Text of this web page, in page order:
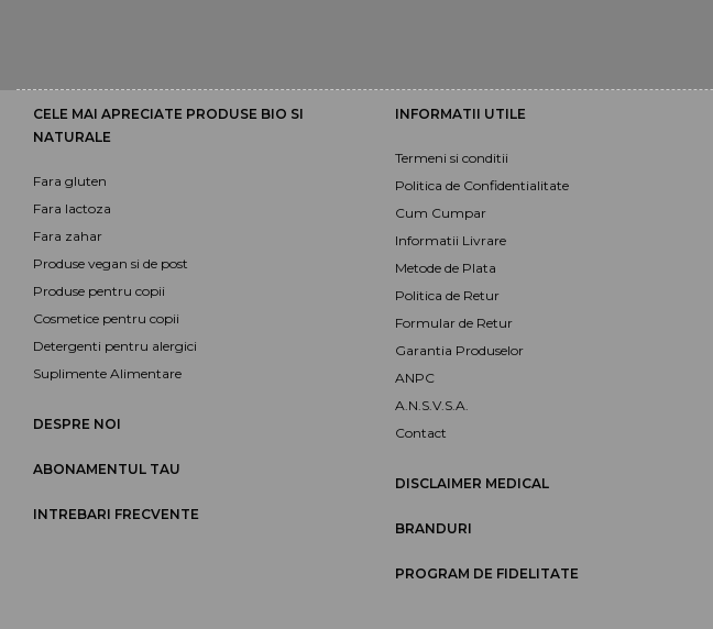
CELE MAI APRECIATE PRODUSE BIO SI
NATURALE
Fara gluten
Fara lactoza
Fara zahar
Produse vegan si de post
Produse pentru copii
Cosmetice pentru copii
Detergenti pentru alergici
Suplimente Alimentare
DESPRE NOI
ABONAMENTUL TAU
INTREBARI FRECVENTE
INFORMATII UTILE
Termeni si conditii
Politica de Confidentialitate
Cum Cumpar
Informatii Livrare
Metode de Plata
Politica de Retur
Formular de Retur
Garantia Produselor
ANPC
A.N.S.V.S.A.
Contact
DISCLAIMER MEDICAL
BRANDURI
PROGRAM DE FIDELITATE